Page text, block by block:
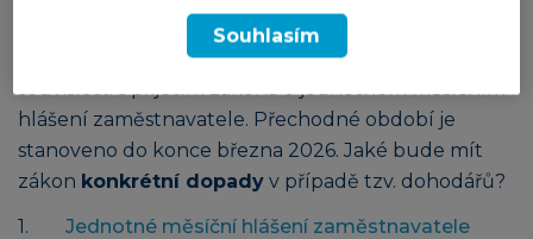
Dne 1. ledna 2026 nabývá účinnosti zákon č.
360/2025 Sb., který mění některé zákony v
hlášení zaměstnavatele. Přechodné období je
stanoveno do konce března 2026. Jaké bude mít
zákon konkrétní dopady v případě tzv. dohodářů?
Jednotné měsíční hlášení zaměstnavatele
Souhlasím